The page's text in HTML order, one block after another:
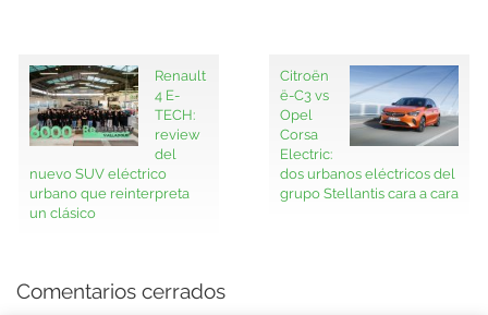
Renault
4 E-
TECH:
review
del
nuevo SUV eléctrico
urbano que reinterpreta
un clásico
Citroën
ë-C3 vs
Opel
Corsa
Electric:
dos urbanos eléctricos del
grupo Stellantis cara a cara
Comentarios cerrados